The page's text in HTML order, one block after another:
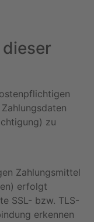
zu
Zahlungsmittel
erfolgt
SSL- bzw. TLS-
erkennen